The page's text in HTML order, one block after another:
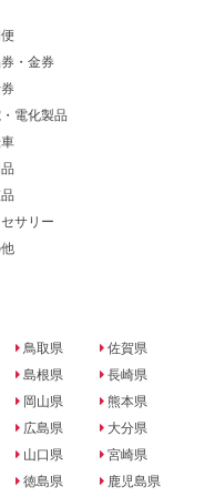
・金券
電化製品
サリー
鳥取県
島根県
岡山県
広島県
山口県
徳島県
佐賀県
長崎県
熊本県
大分県
宮崎県
鹿児島県